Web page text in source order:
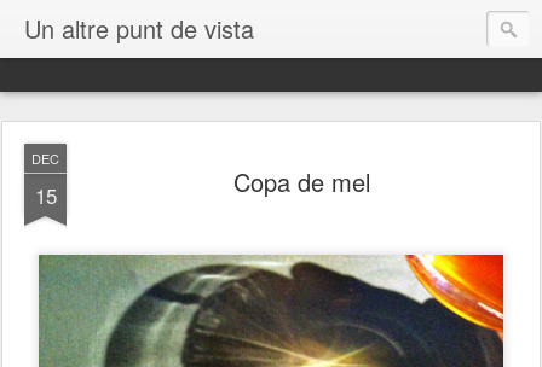
Un altre punt de vista
DEC
15 Copa de mel